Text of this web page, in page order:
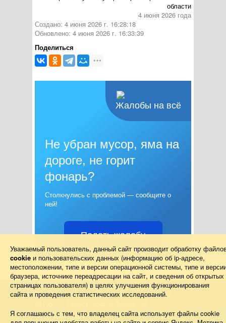
области
4 июня 2026 года
Создано: 4 июня 2026 г. 16:28:18
Обновлено: 4 июня 2026 г. 16:33:39
Поделиться
Жалобы на всё
Не убран мусор, яма на
дороге, не горит
фонарь?
Столкнулись с проблемой — сообщите о
ней!
Подать жалобу
Правительство Брянской области 2013–2026
Схема проезда
Уважаемый пользователь, данный сайт производит обработку
cookie и пользовательских данных (информацию об ip-адресе,
местоположении, типе и версии операционной системы, типе и
браузера, источнике переадресации на сайт, и сведения об открытых
страницах пользователя) в целях улучшения функционирования
сайта и проведения статистических исследований.
Я соглашаюсь с тем, что владелец сайта использует файлы cookie